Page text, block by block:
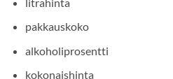
pakkauskoko
alkoholiprosentti
kokonaishinta